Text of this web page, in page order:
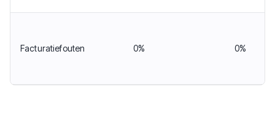
Facturatiefouten 0% 0%